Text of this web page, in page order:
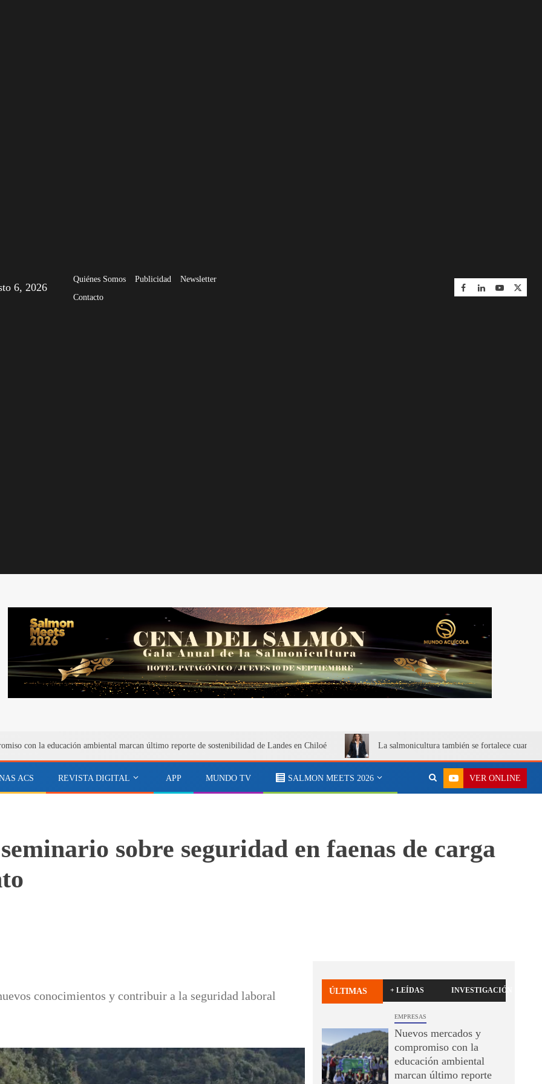
6, 2026
Quiénes Somos Publicidad
Newsletter
Contacto
con la educación ambiental marcan último reporte de sostenibilidad de Landes en Chiloé La salmonicultura también se fortalece cuando
ACS REVISTA DIGITAL APP MUNDO TV SALMON MEETS 2026 VER ONLINE
sobre seguridad en faenas de carga
conocimientos y contribuir a la seguridad laboral ÚLTIMAS + LEÍDAS INVESTIGACIÓN
EMPRESAS
Nuevos mercados y
compromiso con la
educación ambiental
marcan último reporte